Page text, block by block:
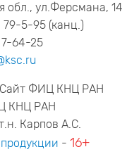
обл., ул.Ферсмана, 14
79-5-95 (канц.)
7-64-25
ФИЦ КНЦ РАН
КНЦ РАН
Карпов А.С.
- 16+